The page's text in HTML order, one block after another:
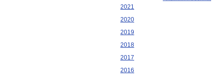
2021
2020
2019
2018
2017
2016